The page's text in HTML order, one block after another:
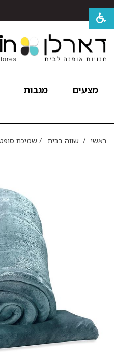
מצעים מגבות
ראשי / שווה בבית / שמיכת